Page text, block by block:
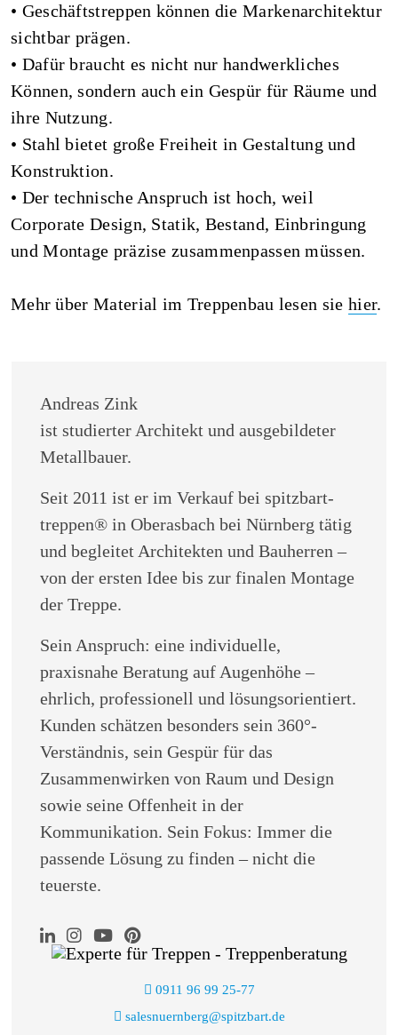
• Geschäftstreppen können die Markenarchitektur
sichtbar prägen.
• Dafür braucht es nicht nur handwerkliches
Können, sondern auch ein Gespür für Räume und
ihre Nutzung.
• Stahl bietet große Freiheit in Gestaltung und
Konstruktion.
• Der technische Anspruch ist hoch, weil
Corporate Design, Statik, Bestand, Einbringung
und Montage präzise zusammenpassen müssen.
Mehr über Material im Treppenbau lesen sie hier.
Andreas Zink
ist studierter Architekt und ausgebildeter
Metallbauer.
Seit 2011 ist er im Verkauf bei spitzbart-
treppen® in Oberasbach bei Nürnberg tätig
und begleitet Architekten und Bauherren –
von der ersten Idee bis zur finalen Montage
der Treppe.
Sein Anspruch: eine individuelle,
praxisnahe Beratung auf Augenhöhe –
ehrlich, professionell und lösungsorientiert.
Kunden schätzen besonders sein 360°-
Verständnis, sein Gespür für das
Zusammenwirken von Raum und Design
sowie seine Offenheit in der
Kommunikation. Sein Fokus: Immer die
passende Lösung zu finden – nicht die
teuerste.
0911 96 99 25-77
salesnuernberg@spitzbart.de